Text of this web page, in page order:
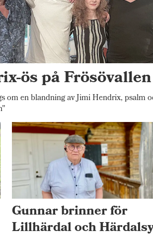
ös på Frösövallen
om en blandning av Jimi Hendrix, psalm
Gunnar brinner för
Lillhärdal och